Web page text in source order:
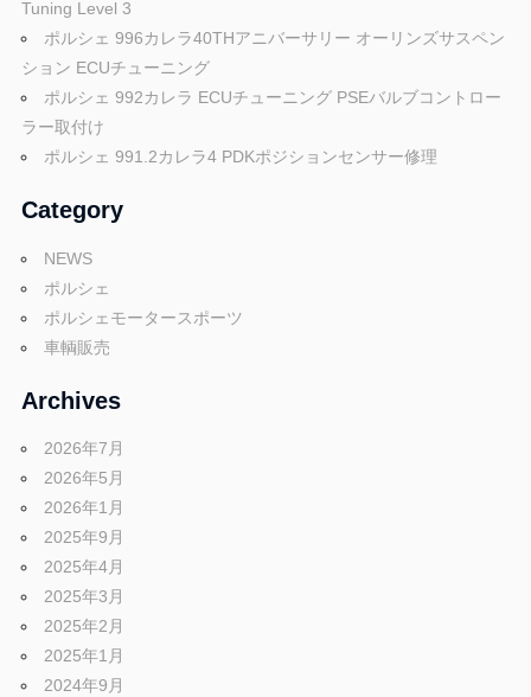
Tuning Level 3
ポルシェ 996カレラ40THアニバーサリー オーリンズサスペン
ション ECUチューニング
ポルシェ 992カレラ ECUチューニング PSEバルブコントロー
ラー取付け
ポルシェ 991.2カレラ4 PDKポジションセンサー修理
Category
NEWS
ポルシェ
ポルシェモータースポーツ
車輌販売
Archives
2026年7月
2026年5月
2026年1月
2025年9月
2025年4月
2025年3月
2025年2月
2025年1月
2024年9月